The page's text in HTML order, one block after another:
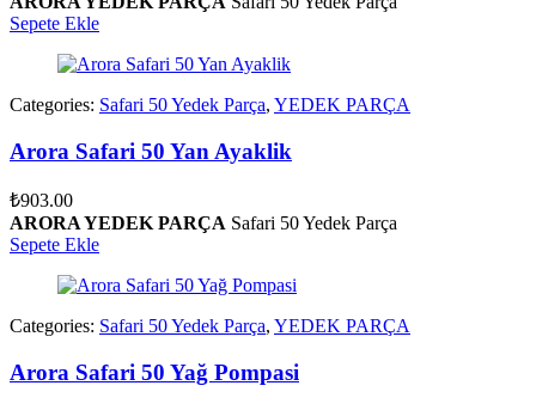
Sepete Ekle
Categories: Safari 50 Yedek Parça, YEDEK PARÇA
Arora Safari 50 Yan Ayaklik
₺903.00
ARORA YEDEK PARÇA Safari 50 Yedek Parça
Sepete Ekle
Categories: Safari 50 Yedek Parça, YEDEK PARÇA
Arora Safari 50 Yağ Pompasi